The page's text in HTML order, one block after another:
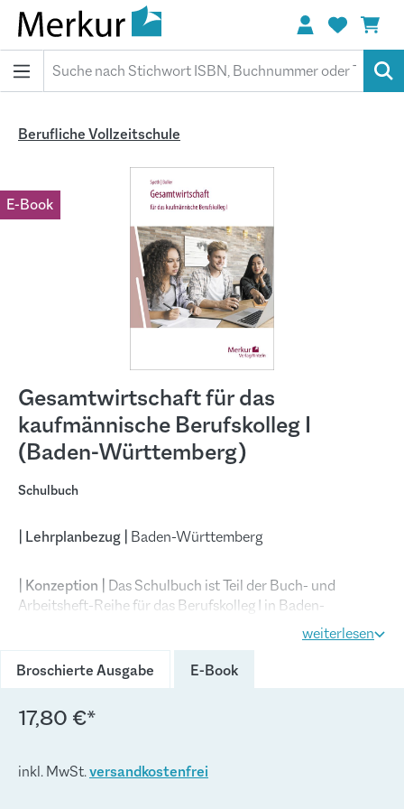
springen
Berufliche Vollzeitschule
E-Book
Bildergalerie überspringen
Gesamtwirtschaft für das
kaufmännische Berufskolleg I
(Baden-Württemberg)
Schulbuch
| Lehrplanbezug | Baden-Württemberg
| Konzeption | Das Schulbuch ist Teil der Buch- und
Arbeitsheft-Reihe für das Berufskolleg I in Baden-
Württemberg. Der Reihe liegen die aktuellen Fachlehrpläne
zugrunde. Sie richtet sich konsequent an den in den
Bildungsplänen vorgegebenen Kompetenzbereichen und
Kompetenzformulierungen aus. Die fakultativen Inhalte, die
werden, werden ebenfalls
weiterlesen
Broschierte Ausgabe
E-Book
17,80 €*
inkl. MwSt.versandkostenfrei